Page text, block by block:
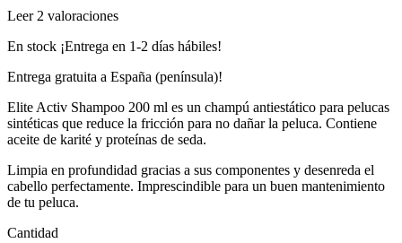
Leer 2 valoraciones
En stock ¡Entrega en 1-2 días hábiles!
Entrega gratuita a España (península)!
Elite Activ Shampoo 200 ml es un champú antiestático para pelucas
sintéticas que reduce la fricción para no dañar la peluca. Contiene
aceite de karité y proteínas de seda.
Limpia en profundidad gracias a sus componentes y desenreda el
cabello perfectamente. Imprescindible para un buen mantenimiento
de tu peluca.
Cantidad